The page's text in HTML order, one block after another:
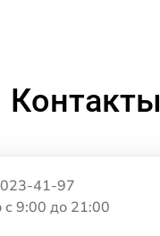
Контакты
41-97
9:00 до 21:00